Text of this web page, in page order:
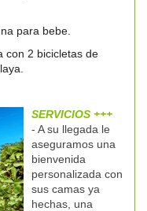
para bebe.
con 2 bicicletas de
SERVICIOS +++
- A su llegada le
aseguramos una
bienvenida
personalizada con
sus camas ya
hechas, una